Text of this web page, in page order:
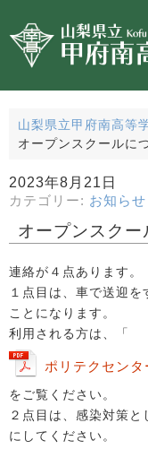
山梨県立甲府南高等
オープンスクールに
2023年8月21日
カテゴリー: お知らせ
オープンスク
連絡が４点あります。
１点目は、車で送迎
ことになります。
利用される方は、「
ポリテクセンタ
をご覧ください。
２点目は、感染対策
にしてください。